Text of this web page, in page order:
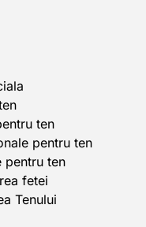
ten
pentru ten
pentru ten
fetei
Tenului